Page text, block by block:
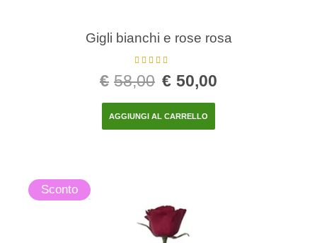
Gigli bianchi e rose rosa
su 5
€ 58,00 € 50,00
AGGIUNGI AL CARRELLO
Sconto